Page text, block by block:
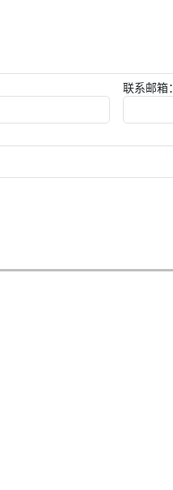
联系邮箱：